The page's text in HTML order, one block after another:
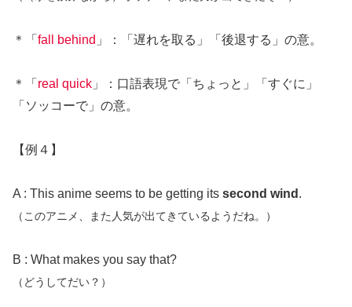
＊「 fall behind 」：「遅れを取る」「後退する」の意。
＊「 real quick 」：口語表現で「ちょっと」「すぐに」
「ソッコーで」の意。
【例４】
A : This anime seems to be getting its second wind .
（このアニメ、また人気が出てきているようだね。）
B : What makes you say that?
（どうしてだい？）